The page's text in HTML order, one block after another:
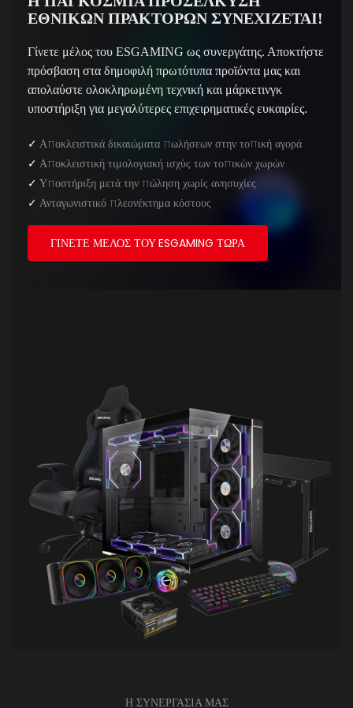
ΕΘΝΙΚΏΝ ΠΡΆΚΤΟΡΩΝ ΣΥΝΕΧΊΖΕΤΑΙ!
Γίνετε μέλος του ESGAMING ως συνεργάτης. Αποκτήστε
πρόσβαση στα δημοφιλή πρωτότυπα προϊόντα μας και
απολαύστε ολοκληρωμένη τεχνική και μάρκετινγκ
υποστήριξη για μεγαλύτερες επιχειρηματικές ευκαιρίες.
✓ Αποκλειστικά δικαιώματα πωλήσεων στην τοπική αγορά
✓ Αποκλειστική τιμολογιακή ισχύς των τοπικών χωρών
✓ Υποστήριξη μετά την πώληση χωρίς ανησυχίες
✓ Ανταγωνιστικό πλεονέκτημα κόστους
ΓΊΝΕΤΕ ΜΈΛΟΣ ΤΟΥ ESGAMING ΤΏΡΑ
Η ΣΥΝΕΡΓΑΣΙΑ ΜΑΣ